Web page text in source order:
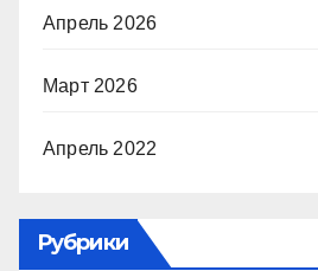
Апрель 2026
Март 2026
Апрель 2022
Рубрики